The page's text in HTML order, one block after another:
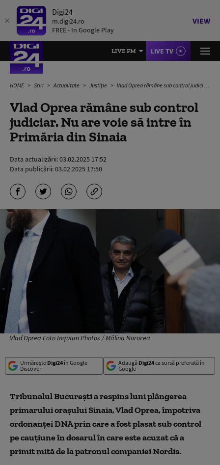
Digi24
m.digi24.ro
FREE - In Google Play
VIEW
LIVE FM LIVE TV
HOME Știri Actualitate Justiție Vlad Oprea rămâne sub control judiciar. Nu are voie să intre în Primăria din Sinaia
Vlad Oprea rămâne sub control
judiciar. Nu are voie să intre în
Primăria din Sinaia
Data actualizării:03.02.2025 17:52
Data publicării:03.02.2025 17:50
Vlad Oprea Foto Inquam Photos / Mălina Norocea
Urmărește Digi24în Google
Discover
Adaugă Digi24ca sursă preferată în
Google
Tribunalul Bucureşti a respins luni plângerea
primarului oraşului Sinaia, Vlad Oprea, împotriva
ordonanţei DNA prin care a fost plasat sub control
pe cauţiune în dosarul în care este acuzat că a
primit mită de la patronul companiei Nordis.